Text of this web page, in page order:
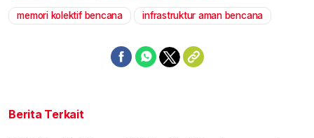
memori kolektif bencana infrastruktur aman bencana
Berita Terkait